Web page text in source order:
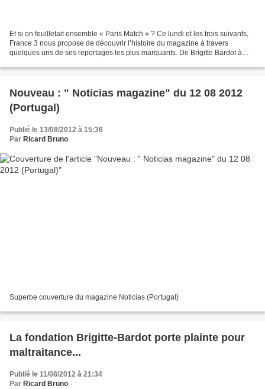
Et si on feuilletait ensemble « Paris Match » ? Ce lundi et les trois suivants,
France 3 nous propose de découvrir l’histoire du magazine à travers
quelques uns de ses reportages les plus marquants. De Brigitte Bardot à
Nouveau : " Noticias magazine" du 12 08 2012
(Portugal)
Publié le 13/08/2012 à 15:36
Par Ricard Bruno
Superbe couverture du magazine Noticias (Portugal)
La fondation Brigitte-Bardot porte plainte pour
maltraitance...
Publié le 11/08/2012 à 21:34
Par Ricard Bruno